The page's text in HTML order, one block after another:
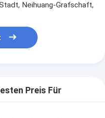
Neihuang-Grafschaft,
Preis Für